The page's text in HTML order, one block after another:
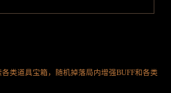
各类道具宝箱，随机掉落局内增强BUFF和各类